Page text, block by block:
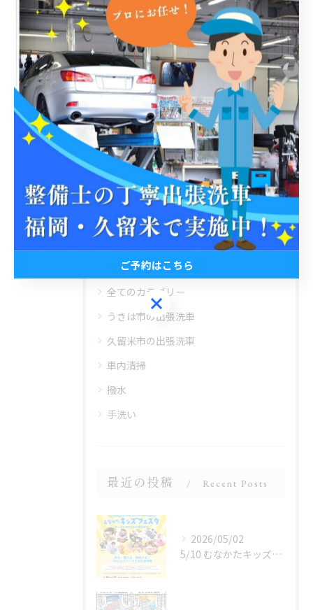
< 前のページ 次のページ >
関連タグ
#出張洗車 #丁寧 #3pH洗車
#福岡
#普通自動車
#軽自動車 #水垢
カテゴリー
全てのカテゴリー
うきは市の出張洗車
久留米市の出張洗車
車内清掃
撥水
手洗い
最近の投稿 Recent Posts
2026/05/02
5/10 むなかたキッズフェスタ 子どものお仕事体験
ご予約はこちら
ご予約はこちら